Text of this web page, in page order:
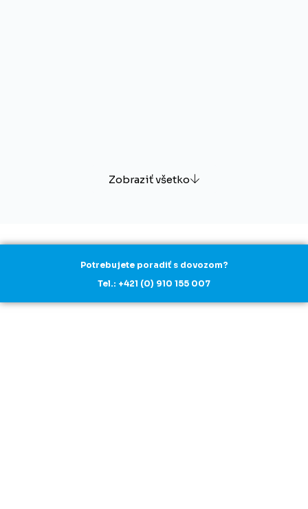
Zobraziť všetko
Potrebujete poradiť s dovozom?
Tel.: +421 (0) 910 155 007